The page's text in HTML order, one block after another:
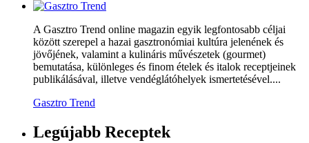
A Gasztro Trend online magazin egyik legfontosabb céljai
között szerepel a hazai gasztronómiai kultúra jelenének és
jövőjének, valamint a kulináris művészetek (gourmet)
bemutatása, különleges és finom ételek és italok receptjeinek
publikálásával, illetve vendéglátóhelyek ismertetésével....
Gasztro Trend
Legújabb Receptek